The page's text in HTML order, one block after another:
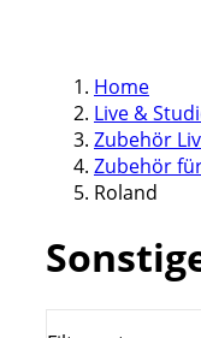
Home
Live &
Zubehör
Zubehör
Roland